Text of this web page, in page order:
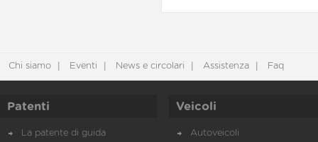
Chi siamo Eventi News e circolari Assistenza Faq
Patenti
La patente di guida
Veicoli
Autoveicoli